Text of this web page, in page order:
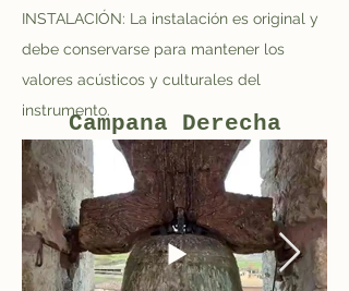
INSTALACIÓN: La instalación es original y
debe conservarse para mantener los
valores acústicos y culturales del
instrumento.
Campana Derecha